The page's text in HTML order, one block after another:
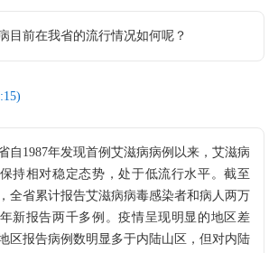
前在我省的流行情况如何呢？
)
1987年发现首例艾滋病病例以来，艾滋病
持相对稳定态势，处于低流行水平。截至
全省累计报告艾滋病病毒感染者和病人两万
新报告两千多例。疫情呈现明显的地区差
区报告病例数明显多于内陆山区，但对内陆